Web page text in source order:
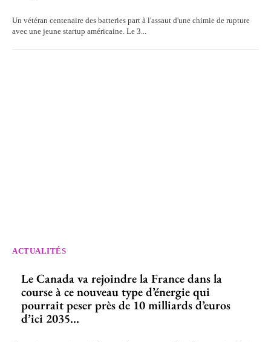
Un vétéran centenaire des batteries part à l'assaut d'une chimie de rupture
avec une jeune startup américaine. Le 3...
ACTUALITÉS
Le Canada va rejoindre la France dans la
course à ce nouveau type d’énergie qui
pourrait peser près de 10 milliards d’euros
d’ici 2035...